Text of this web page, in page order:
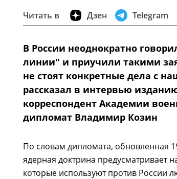
Читать в Дзен Telegram
В России неоднократно
линии" и приучили такими
не стоят конкретные дела с
рассказал в интервью
корреспондент Академии
дипломат Владимир Козин
По словам дипломата, обновленная
ядерная доктрина предусматривает
которые используют против России